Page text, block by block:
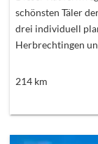
schönsten Täler
drei individuell
Herbrechtingen
214km